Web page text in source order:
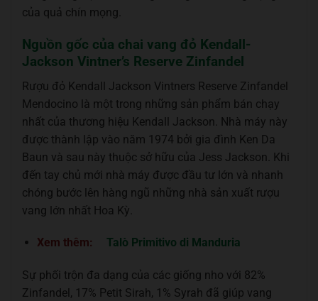
của quả chín mọng.
Nguồn gốc của chai vang đỏ Kendall-
Jackson Vintner’s Reserve Zinfandel
Rượu đỏ Kendall Jackson Vintners Reserve Zinfandel
Mendocino là một trong những sản phẩm bán chạy
nhất của thương hiệu Kendall Jackson. Nhà máy này
được thành lập vào năm 1974 bởi gia đình Ken Da
Baun và sau này thuộc sở hữu của Jess Jackson. Khi
đến tay chủ mới nhà máy được đầu tư lớn và nhanh
chóng bước lên hàng ngũ những nhà sản xuất rượu
vang lớn nhất Hoa Kỳ.
Xem thêm: Talò Primitivo di Manduria
Sự phối trộn đa dạng của các giống nho với 82%
Zinfandel, 17% Petit Sirah, 1% Syrah đã giúp vang